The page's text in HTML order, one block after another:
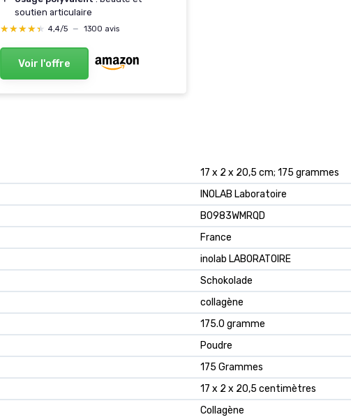
soutien articulaire
★★★★★
★★★★★ 4,4/5 — 1300 avis
Voir l'offre
17 x 2 x 20,5 cm; 175 grammes
INOLAB Laboratoire
B0983WMRQD
France
inolab LABORATOIRE
Schokolade
collagène
175.0 gramme
Poudre
175 Grammes
17 x 2 x 20,5 centimètres
Collagène